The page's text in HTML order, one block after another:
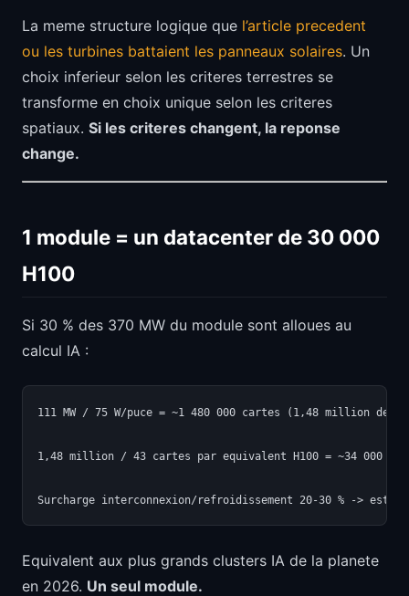
La meme structure logique que l’article precedent
ou les turbines battaient les panneaux solaires. Un
choix inferieur selon les criteres terrestres se
transforme en choix unique selon les criteres
spatiaux. Si les criteres changent, la reponse
change.
1 module = un datacenter de 30 000
H100
Si 30 % des 370 MW du module sont alloues au
calcul IA :
111 MW / 75 W/puce = ~1 480 000 cartes (1,48 million de
1,48 million / 43 cartes par equivalent H100 = ~34 000
Equivalent aux plus grands clusters IA de la planete
en 2026. Un seul module.